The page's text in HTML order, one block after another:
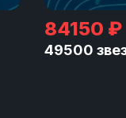
84150 ₽
49500